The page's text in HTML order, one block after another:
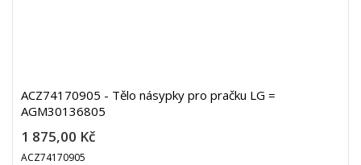
ACZ74170905 - Tělo násypky pro pračku LG =
AGM30136805
1 875,00 Kč
ACZ74170905